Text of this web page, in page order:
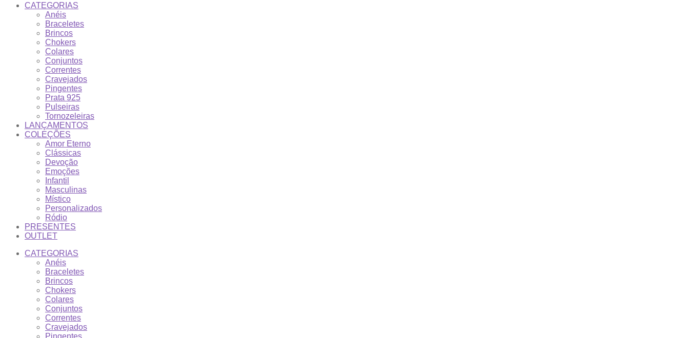
CATEGORIAS
Anéis
Braceletes
Brincos
Chokers
Colares
Conjuntos
Correntes
Cravejados
Pingentes
Prata 925
Pulseiras
Tornozeleiras
LANÇAMENTOS
COLEÇÕES
Amor Eterno
Clássicas
Devoção
Emoções
Infantil
Masculinas
Místico
Personalizados
Ródio
PRESENTES
OUTLET
CATEGORIAS
Anéis
Braceletes
Brincos
Chokers
Colares
Conjuntos
Correntes
Cravejados
Pingentes